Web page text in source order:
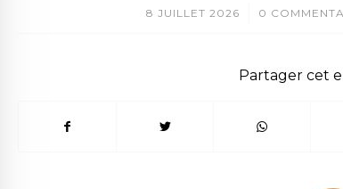
8 JUILLET 2026
/ 0 /
Partager cet